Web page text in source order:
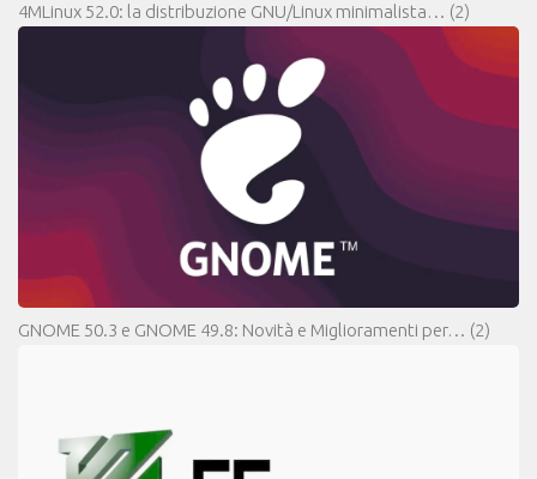
4MLinux 52.0: la distribuzione GNU/Linux minimalista… (2)
GNOME 50.3 e GNOME 49.8: Novità e Miglioramenti per… (2)